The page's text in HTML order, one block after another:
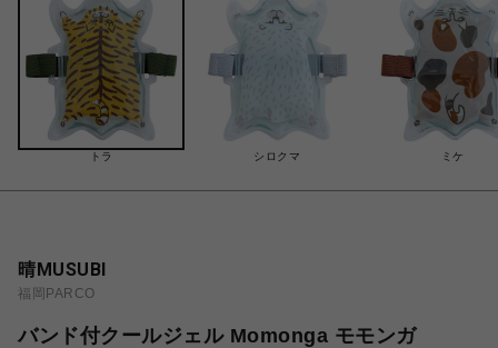
トラ シロクマ ミケ
晴MUSUBI
福岡PARCO
バンド付クールジェル Momonga モモンガ